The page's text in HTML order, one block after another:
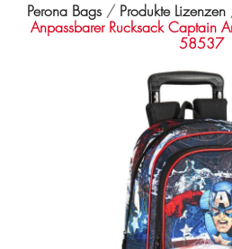
Perona Bags Produkte Lizenzen
Anpassbarer Rucksack Captain
58537